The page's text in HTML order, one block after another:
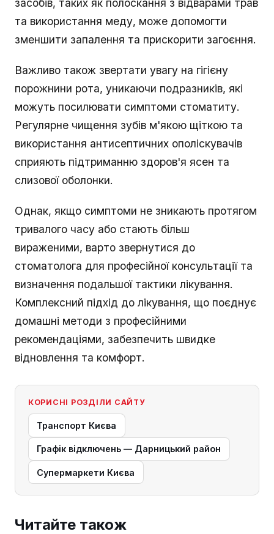
засобів, таких як полоскання з відварами трав
та використання меду, може допомогти
зменшити запалення та прискорити загоєння.
Важливо також звертати увагу на гігієну
порожнини рота, уникаючи подразників, які
можуть посилювати симптоми стоматиту.
Регулярне чищення зубів м'якою щіткою та
використання антисептичних ополіскувачів
сприяють підтриманню здоров'я ясен та
слизової оболонки.
Однак, якщо симптоми не зникають протягом
тривалого часу або стають більш
вираженими, варто звернутися до
стоматолога для професійної консультації та
визначення подальшої тактики лікування.
Комплексний підхід до лікування, що поєднує
домашні методи з професійними
рекомендаціями, забезпечить швидке
відновлення та комфорт.
КОРИСНІ РОЗДІЛИ САЙТУ
Транспорт Києва
Графік відключень — Дарницький район
Супермаркети Києва
Читайте також